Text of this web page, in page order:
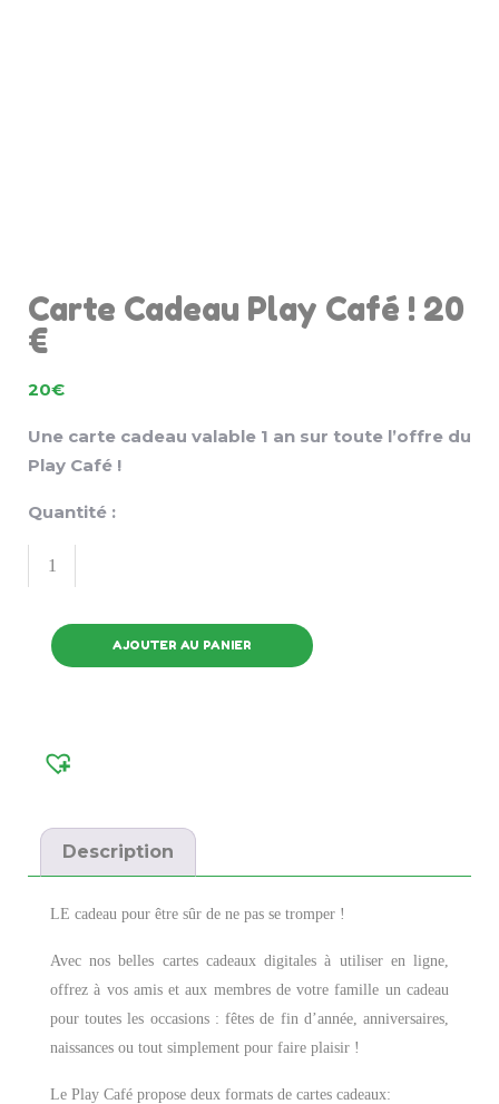
Carte Cadeau Play Café ! 20
€
20€
Une carte cadeau valable 1 an sur toute l’offre du
Play Café !
Quantité :
AJOUTER AU PANIER
Description
LE cadeau pour être sûr de ne pas se tromper !
Avec nos belles cartes cadeaux digitales à utiliser en ligne,
offrez à vos amis et aux membres de votre famille un cadeau
pour toutes les occasions : fêtes de fin d’année, anniversaires,
naissances ou tout simplement pour faire plaisir !
Le Play Café propose deux formats de cartes cadeaux: